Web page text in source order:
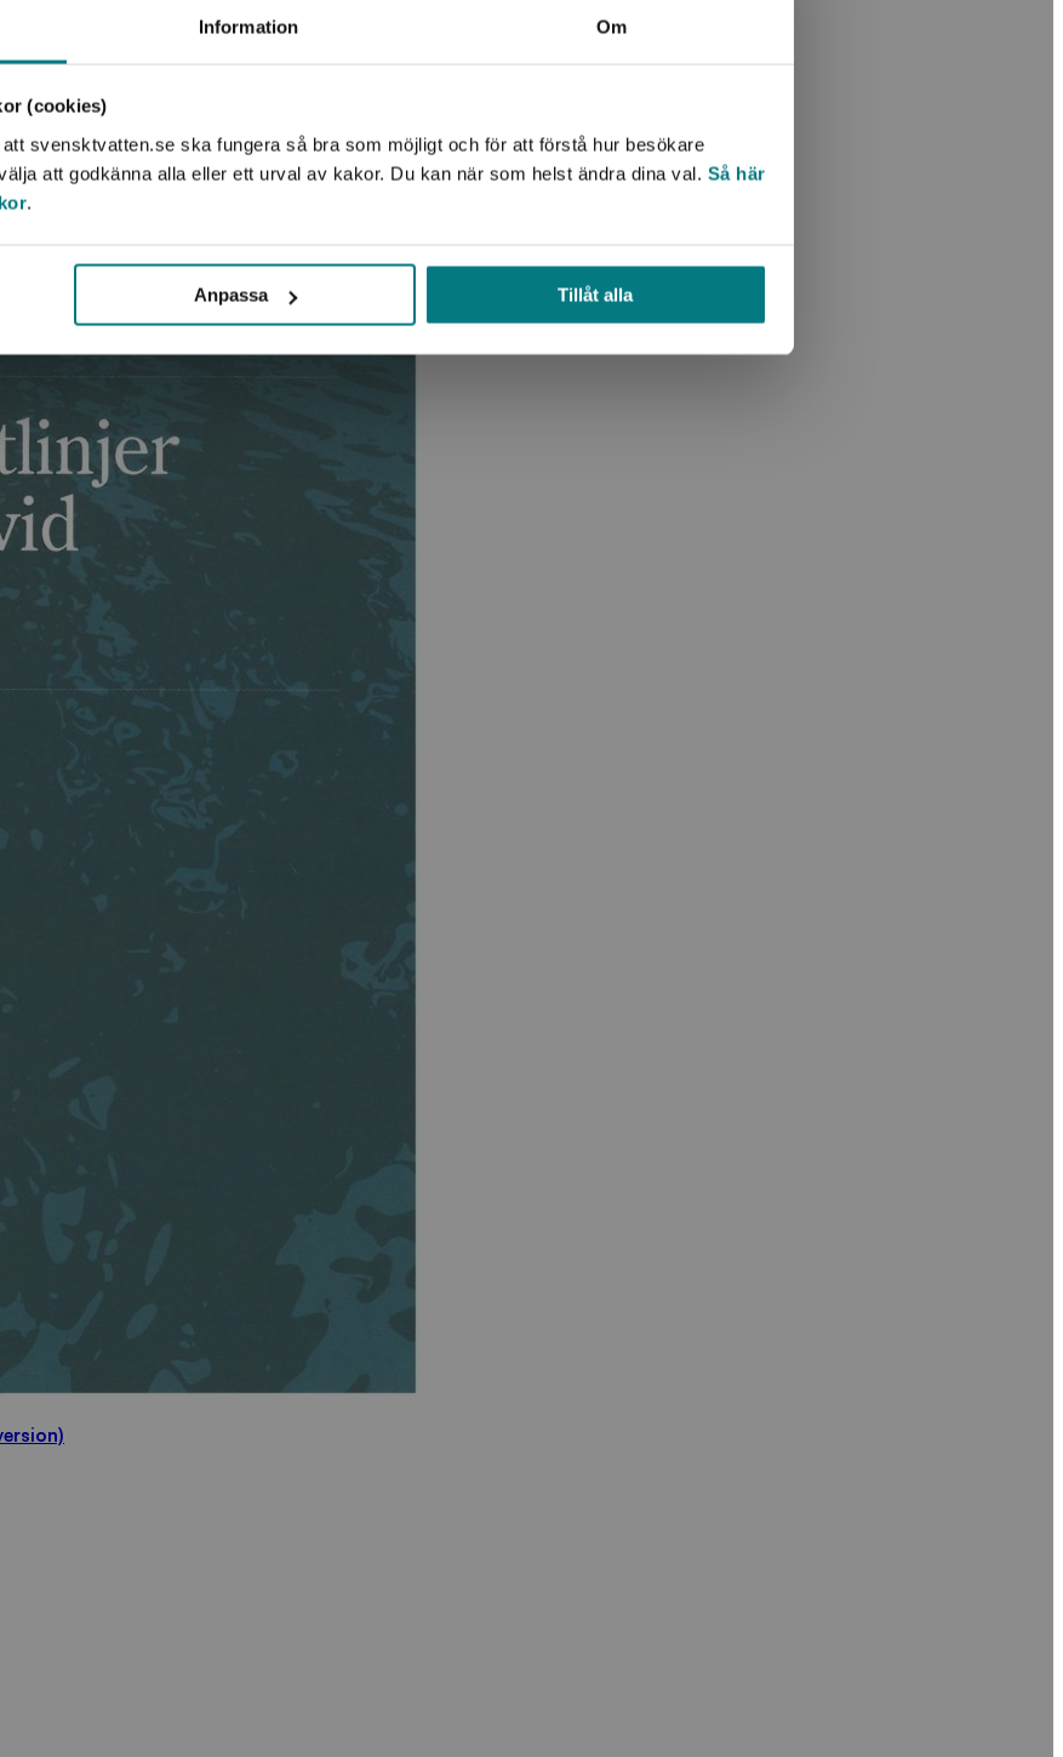
Information Om
(cookies)
svensktvatten.se ska fungera så bra som möjligt och för att förstå hur besökare
att godkänna alla eller ett urval av kakor. Du kan när som helst ändra dina val. Så här
.
Anpassa Tillåt alla